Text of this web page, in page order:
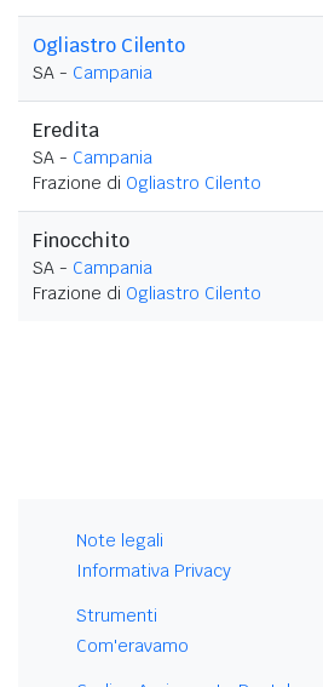
Ogliastro Cilento
SA - Campania
Eredita
SA - Campania
Frazione di Ogliastro Cilento
Finocchito
SA - Campania
Frazione di Ogliastro Cilento
Note legali
Informativa Privacy
Strumenti
Com'eravamo